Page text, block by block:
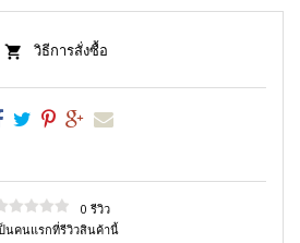
วิธีการสั่งซื้อ
0 รีวิว
นคนแรกที่รีวิวสินค้านี้